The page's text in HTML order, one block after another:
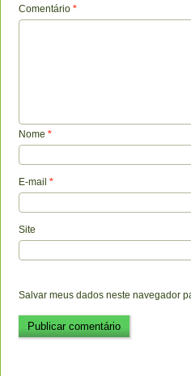
Comentário *
Nome *
E-mail *
Site
Salvar meus dados neste navegador